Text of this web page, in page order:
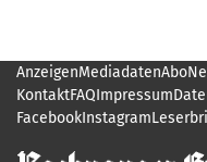
AnzeigenMediadatenAbo
KontaktFAQImpressum
FacebookInstagram